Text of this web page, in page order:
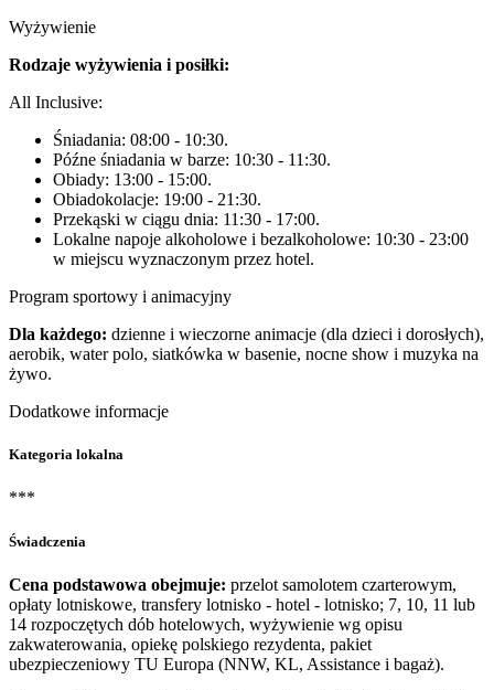
Wyżywienie
Rodzaje wyżywienia i posiłki:
All Inclusive:
Śniadania: 08:00 - 10:30.
Późne śniadania w barze: 10:30 - 11:30.
Obiady: 13:00 - 15:00.
Obiadokolacje: 19:00 - 21:30.
Przekąski w ciągu dnia: 11:30 - 17:00.
Lokalne napoje alkoholowe i bezalkoholowe: 10:30 - 23:00
w miejscu wyznaczonym przez hotel.
Program sportowy i animacyjny
Dla każdego: dzienne i wieczorne animacje (dla dzieci i dorosłych),
aerobik, water polo, siatkówka w basenie, nocne show i muzyka na
żywo.
Dodatkowe informacje
Kategoria lokalna
***
Świadczenia
Cena podstawowa obejmuje: przelot samolotem czarterowym,
opłaty lotniskowe, transfery lotnisko - hotel - lotnisko; 7, 10, 11 lub
14 rozpoczętych dób hotelowych, wyżywienie wg opisu
zakwaterowania, opiekę polskiego rezydenta, pakiet
ubezpieczeniowy TU Europa (NNW, KL, Assistance i bagaż).